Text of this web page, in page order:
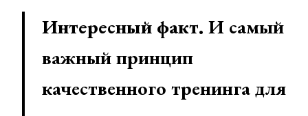
Интересный факт. И самый
важный принцип
качественного тренинга для